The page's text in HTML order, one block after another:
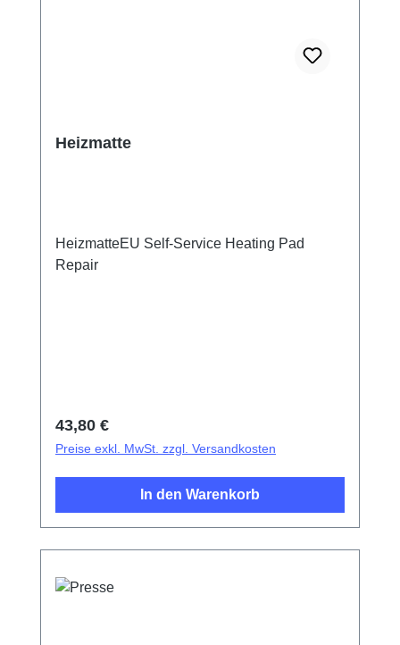
Heizmatte
HeizmatteEU Self-Service Heating Pad
Repair
Regulärer Preis:
43,80 €
Preise exkl. MwSt. zzgl. Versandkosten
In den Warenkorb